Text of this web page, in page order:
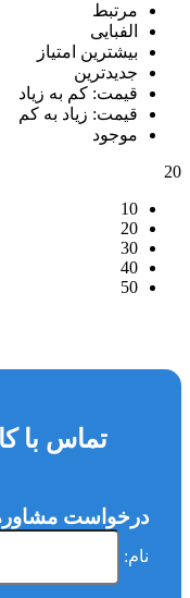
مرتبط
الفبایی
بیشترین امتیاز
جدیدترین
قیمت: کم به زیاد
قیمت: زیاد به کم
موجود
20
10
20
30
40
50
تماس با
درخواست
نام: